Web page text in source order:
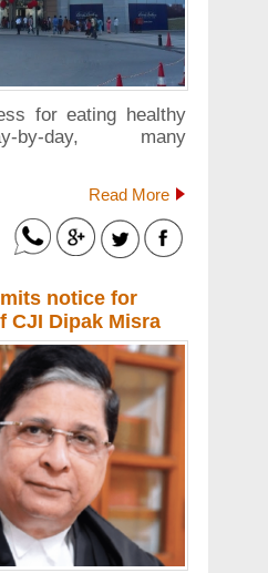
for eating healthy
by-day, many
Read More
notice for
CJI Dipak Misra